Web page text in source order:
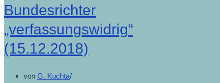
Bundesrichter
„verfassungswidrig“
(15.12.2018)
von G. Kuchta